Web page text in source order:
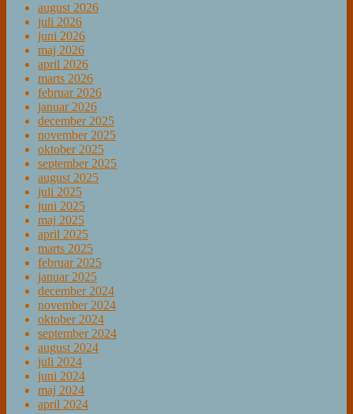
august 2026
juli 2026
juni 2026
maj 2026
april 2026
marts 2026
februar 2026
januar 2026
december 2025
november 2025
oktober 2025
september 2025
august 2025
juli 2025
juni 2025
maj 2025
april 2025
marts 2025
februar 2025
januar 2025
december 2024
november 2024
oktober 2024
september 2024
august 2024
juli 2024
juni 2024
maj 2024
april 2024